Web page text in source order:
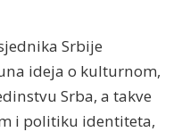
Srbije
ideja o kulturnom,
Srba, a takve
i politiku identiteta,